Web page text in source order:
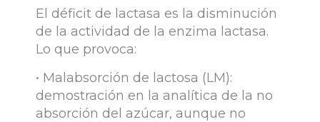
El déficit de lactasa es la disminución
de la actividad de la enzima lactasa.
Lo que provoca:
• Malabsorción de lactosa (LM):
demostración en la analítica de la no
absorción del azúcar, aunque no